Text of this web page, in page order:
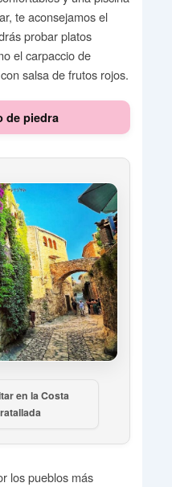
te aconsejamos el
probar platos
el carpaccio de
salsa de frutos rojos.
de piedra
en la Costa
los pueblos más